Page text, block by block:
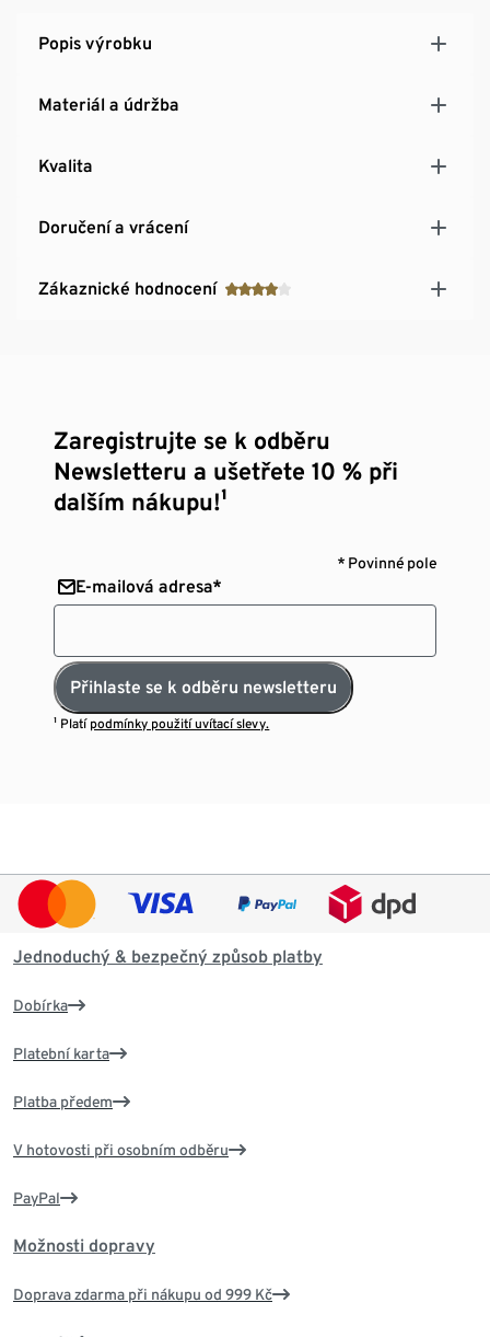
S ozdobným kovovým štítkem a saténovou
mašličkou
Popis výrobku
Materiál a údržba
Kvalita
Doručení a vrácení
Zákaznické hodnocení
Zaregistrujte se k odběru
Newsletteru a ušetřete 10 % při
dalším nákupu!¹
* Povinné pole
E-mailová adresa*
Přihlaste se k odběru newsletteru
¹ Platí podmínky použití uvítací slevy.
Jednoduchý & bezpečný způsob platby
Dobírka
Platební karta
Platba předem
V hotovosti při osobním odběru
PayPal
Možnosti dopravy
Doprava zdarma při nákupu od 999 Kč